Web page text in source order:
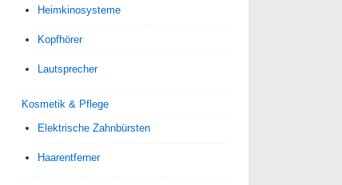
Heimkinosysteme
Kopfhörer
Lautsprecher
Kosmetik & Pflege
Elektrische Zahnbürsten
Haarentferner